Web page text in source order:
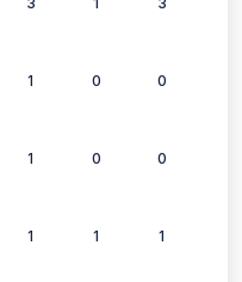
1 0 0
1 0 0
1 1 1